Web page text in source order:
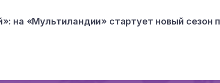
на «Мультиландии» стартует новый сезон